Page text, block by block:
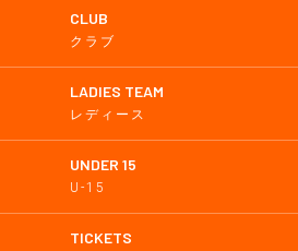
CLUB
クラブ
LADIES TEAM
レディース
UNDER 15
U-15
TICKETS